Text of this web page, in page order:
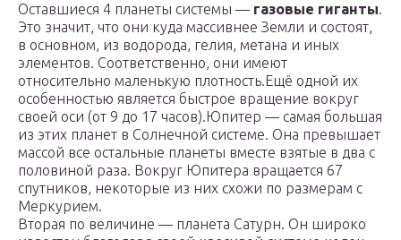
Оставшиеся 4 планеты системы — газовые гиганты.
Это значит, что они куда массивнее Земли и состоят,
в основном, из водорода, гелия, метана и иных
элементов. Соответственно, они имеют
относительно маленькую плотность.Ещё одной их
особенностью является быстрое вращение вокруг
своей оси (от 9 до 17 часов).Юпитер — самая большая
из этих планет в Солнечной системе. Она превышает
массой все остальные планеты вместе взятые в два с
половиной раза. Вокруг Юпитера вращается 67
спутников, некоторые из них схожи по размерам с
Меркурием.
Вторая по величине — планета Сатурн. Он широко